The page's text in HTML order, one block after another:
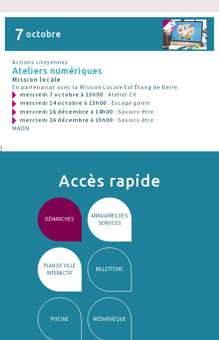
7 octobre
Actions citoyennes
Ateliers numériques
Mission locale
En partenariat avec la Mission Locale Est Étang de Berre.
mercredi 7 octobre à 15h00 : Atelier CV
mercredi 14 octobre à 15h00 : Escape game
mercredi 16 décembre à 14h00 : Savoirs-être
mercredi 16 décembre à 15h00 : Savoirs-être
MADN
}
Accès rapide
DÉMARCHES
ANNUAIRES DES
SERVICES
PLAN DE VILLE
INTERACTIF
BILLETTERIE
PISCINE MÉDIATHÈQUE